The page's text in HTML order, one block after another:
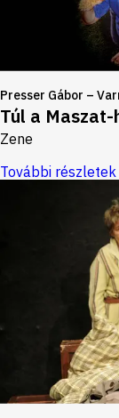
Presser Gábor –
Túl a Maszat-
Zene
További részletek